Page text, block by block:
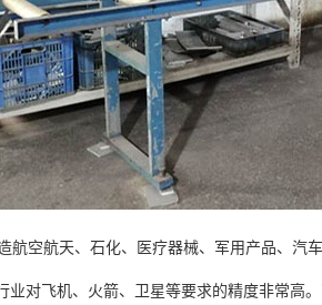
航空航天、石化、医疗器械、军用产品、汽
业对飞机、火箭、卫星等要求的精度非常高